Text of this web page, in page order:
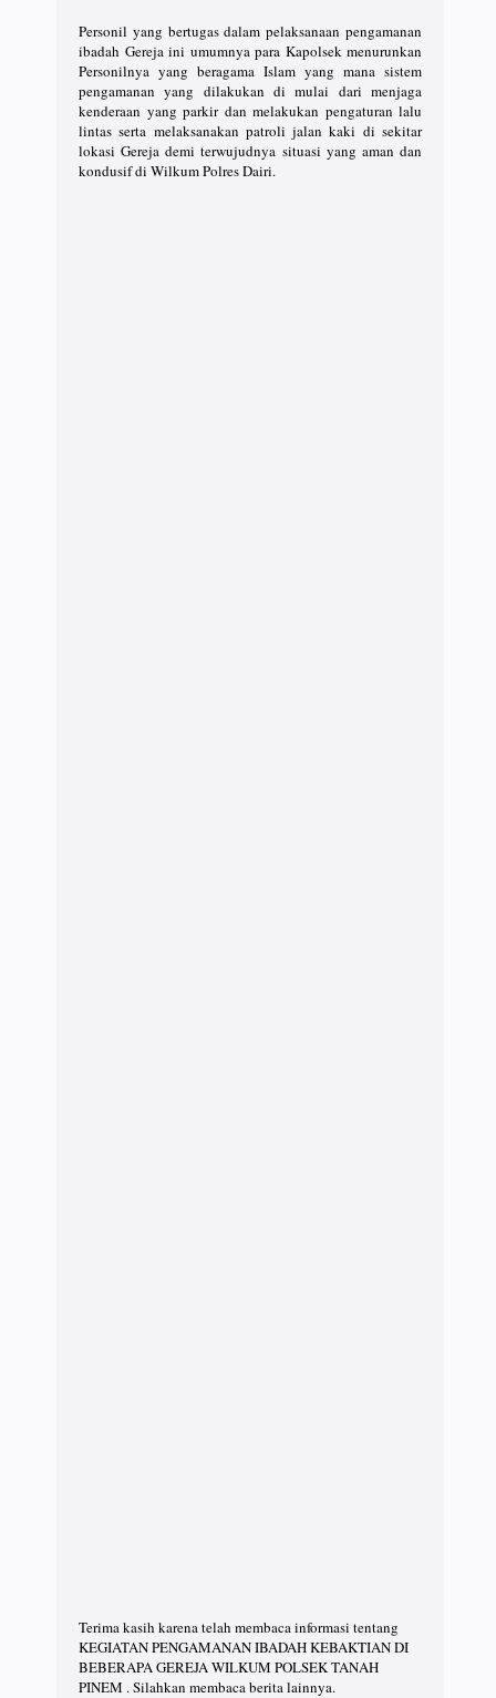
Personil yang bertugas dalam pelaksanaan pengamanan
ibadah Gereja ini umumnya para Kapolsek menurunkan
Personilnya yang beragama Islam yang mana sistem
pengamanan yang dilakukan di mulai dari menjaga
kenderaan yang parkir dan melakukan pengaturan lalu
lintas serta melaksanakan patroli jalan kaki di sekitar
lokasi Gereja demi terwujudnya situasi yang aman dan
kondusif di Wilkum Polres Dairi.
Terima kasih karena telah membaca informasi tentang
KEGIATAN PENGAMANAN IBADAH KEBAKTIAN DI
BEBERAPA GEREJA WILKUM POLSEK TANAH
PINEM . Silahkan membaca berita lainnya.